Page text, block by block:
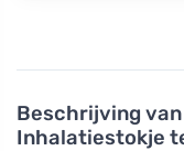
Beschrijving
Inhalatiestokje